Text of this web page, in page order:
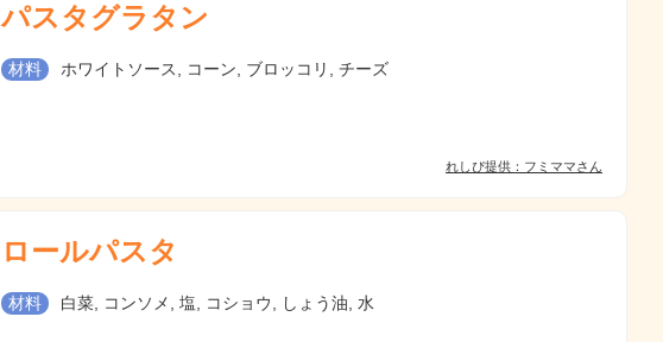
パスタグラタン
材料 ホワイトソース, コーン, ブロッコリ, チーズ
れしぴ提供：フミママさん
ロールパスタ
材料 白菜, コンソメ, 塩, コショウ, しょう油, 水